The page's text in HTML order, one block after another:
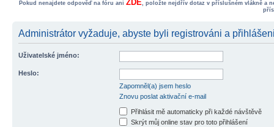
Pokud nenajdete odpověď na fóru ani ZDE, položte nejdřív dotaz v příslušném vlákně a
Administrátor vyžaduje, abyste byli registrováni a
Uživatelské jméno:
Heslo:
Zapomněl(a) jsem heslo
Znovu poslat aktivační e-mail
Přihlásit mě automaticky při každé návštěvě
Skrýt můj online stav pro toto přihlášení